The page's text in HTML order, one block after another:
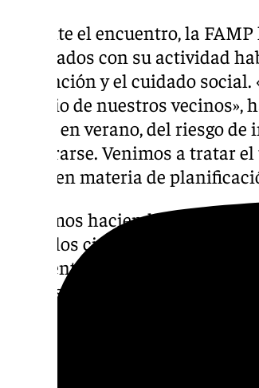
Durante el encuentro, la
vinculados con su actividad
prevención y el cuidado
servicio de nuestros vecinos»,
ahora, en verano, del riesgo
prepararse. Venimos a tratar
Junta en materia de
«Estamos haciendo una
todos los ciudadanos, a través
suficientemente preparados
como sucedió en el último tren